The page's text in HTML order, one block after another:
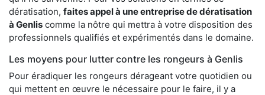
dératisation, faites appel à une entreprise de dératisation
à Genlis comme la nôtre qui mettra à votre disposition des
professionnels qualifiés et expérimentés dans le domaine.
Les moyens pour lutter contre les rongeurs à Genlis
Pour éradiquer les rongeurs dérageant votre quotidien ou
qui mettent en œuvre le nécessaire pour le faire, il y a